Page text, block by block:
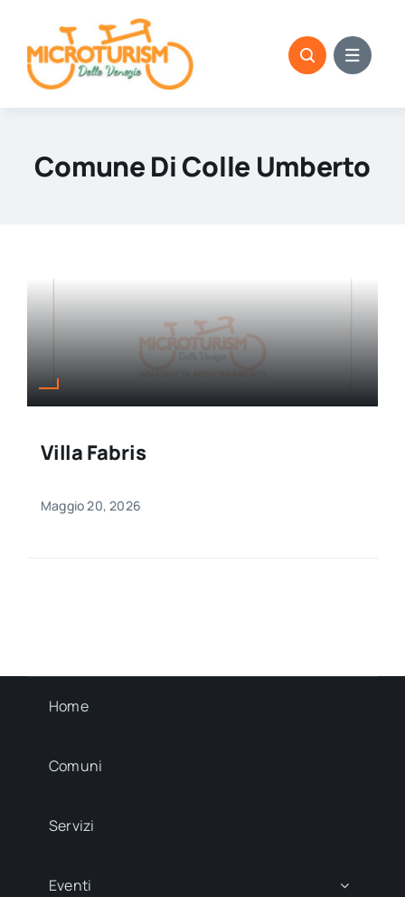
content
Comune Di Colle Umberto
Villa Fabris
Maggio 20, 2026
Home
Comuni
Servizi
Eventi